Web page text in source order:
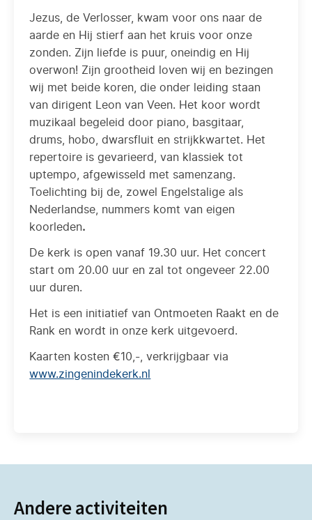
Jezus, de Verlosser, kwam voor ons naar de
aarde en Hij stierf aan het kruis voor onze
zonden. Zijn liefde is puur, oneindig en Hij
overwon! Zijn grootheid loven wij en bezingen
wij met beide koren, die onder leiding staan
van dirigent Leon van Veen. Het koor wordt
muzikaal begeleid door piano, basgitaar,
drums, hobo, dwarsfluit en strijkkwartet. Het
repertoire is gevarieerd, van klassiek tot
uptempo, afgewisseld met samenzang.
Toelichting bij de, zowel Engelstalige als
Nederlandse, nummers komt van eigen
koorleden.
De kerk is open vanaf 19.30 uur. Het concert
start om 20.00 uur en zal tot ongeveer 22.00
uur duren.
Het is een initiatief van Ontmoeten Raakt en de
Rank en wordt in onze kerk uitgevoerd.
Kaarten kosten €10,-, verkrijgbaar via
www.zingenindekerk.nl
Andere activiteiten